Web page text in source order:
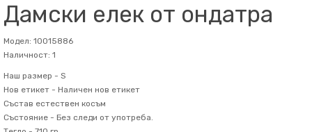
Дамски елек от ондатра
Модел: 10015886
Наличност: 1
Наш размер - S
Нов етикет - Наличен нов етикет
Състав естествен косъм
Състояние - Без следи от употреба.